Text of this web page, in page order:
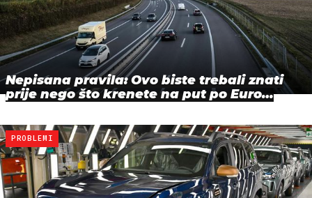
Nepisana pravila: Ovo biste trebali znati
prije nego što krenete na put po Euro…
PROBLEMI